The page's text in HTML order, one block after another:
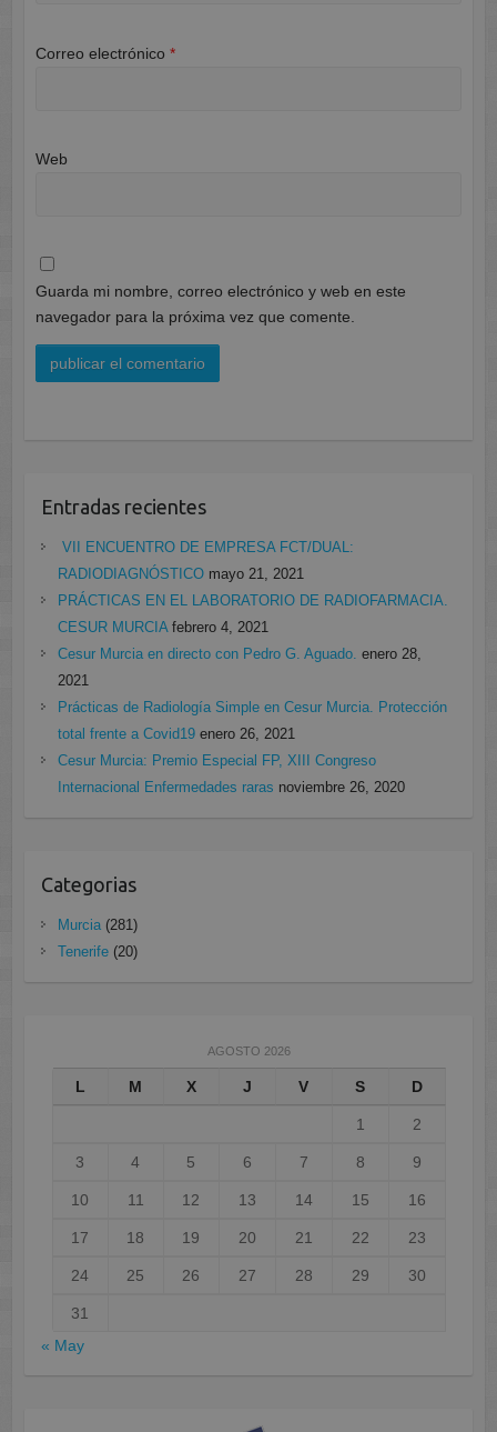
Correo electrónico *
Web
Guarda mi nombre, correo electrónico y web en este
navegador para la próxima vez que comente.
Entradas recientes
VII ENCUENTRO DE EMPRESA FCT/DUAL:
RADIODIAGNÓSTICO mayo 21, 2021
PRÁCTICAS EN EL LABORATORIO DE RADIOFARMACIA.
CESUR MURCIA febrero 4, 2021
Cesur Murcia en directo con Pedro G. Aguado. enero 28,
2021
Prácticas de Radiología Simple en Cesur Murcia. Protección
total frente a Covid19 enero 26, 2021
Cesur Murcia: Premio Especial FP, XIII Congreso
Internacional Enfermedades raras noviembre 26, 2020
Categorias
Murcia(281)
Tenerife(20)
AGOSTO 2026
L M X J V S D
1 2
3 4 5 6 7 8 9
10 11 12 13 14 15 16
17 18 19 20 21 22 23
24 25 26 27 28 29 30
31
« May